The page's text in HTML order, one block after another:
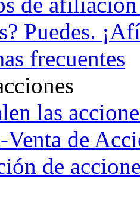
Puedes.
frecuentes
las
Venta de
de